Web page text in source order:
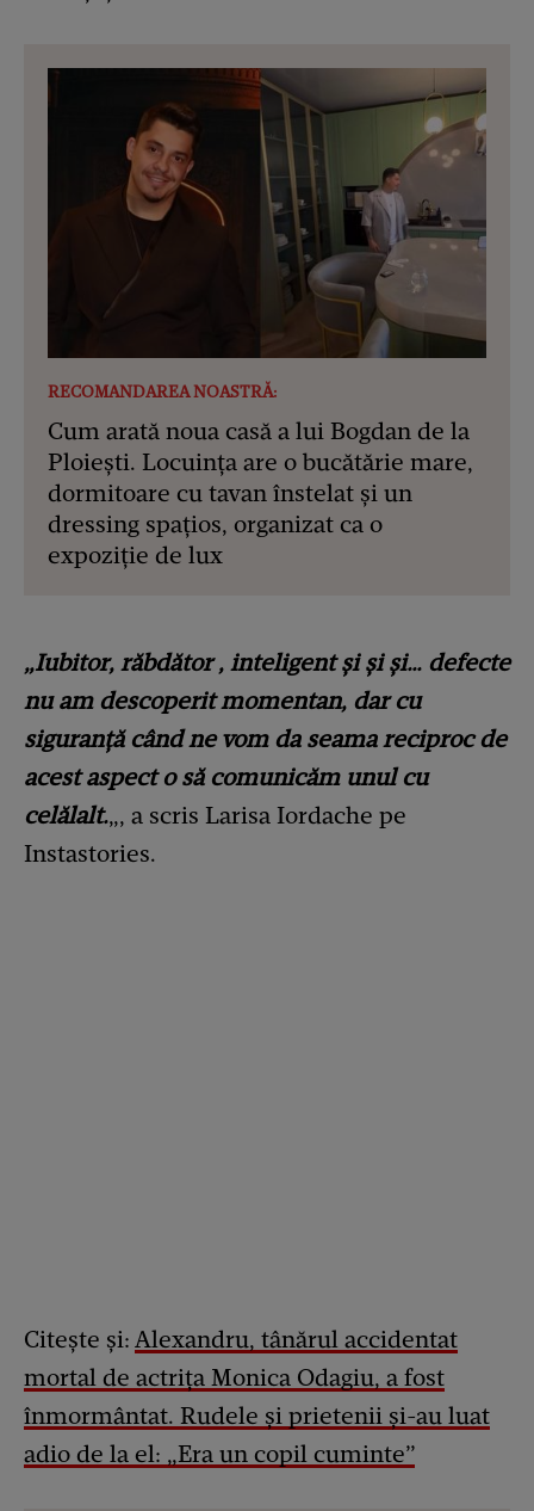
RECOMANDAREA NOASTRĂ:
Cum arată noua casă a lui Bogdan de la
Ploiești. Locuința are o bucătărie mare,
dormitoare cu tavan înstelat și un
dressing spațios, organizat ca o
expoziție de lux
„Iubitor, răbdător , inteligent și și și… defecte
nu am descoperit momentan, dar cu
siguranță când ne vom da seama reciproc de
acest aspect o să comunicăm unul cu
celălalt.„, a scris Larisa Iordache pe
Instastories.
Citește și: Alexandru, tânărul accidentat
mortal de actrița Monica Odagiu, a fost
înmormântat. Rudele și prietenii și-au luat
adio de la el: „Era un copil cuminte”